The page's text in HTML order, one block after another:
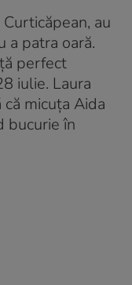
au
a patra oară.
perfect
iulie. Laura
micuța Aida
bucurie în